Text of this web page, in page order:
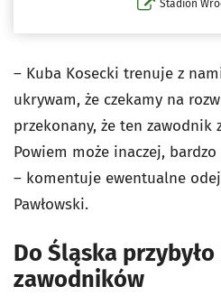
Stadion
– Kuba Kosecki trenuje z
ukrywam, że czekamy na
przekonany, że ten zawodnik
Powiem może inaczej,
– komentuje ewentualne
Pawłowski.
Do Śląska
zawodników